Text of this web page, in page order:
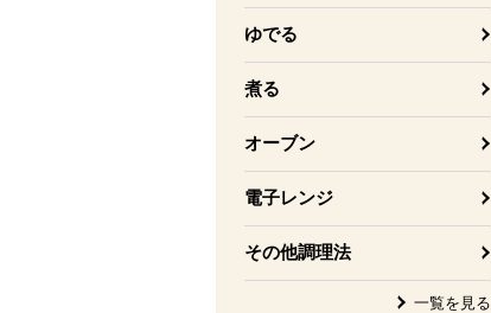
ゆでる
煮る
オーブン
電子レンジ
その他調理法
一覧を見る